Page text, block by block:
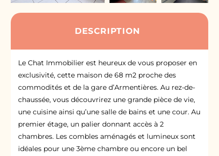
DESCRIPTION
Le Chat Immobilier est heureux de vous proposer en
exclusivité, cette maison de 68 m2 proche des
commodités et de la gare d’Armentières. Au rez-de-
chaussée, vous découvrirez une grande pièce de vie,
une cuisine ainsi qu’une salle de bains et une cour. Au
premier étage, un palier donnant accès à 2
chambres. Les combles aménagés et lumineux sont
idéales pour une 3ème chambre ou encore un bel